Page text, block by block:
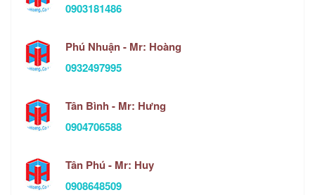
0903181486
Phú Nhuận - Mr: Hoàng
0932497995
Tân Bình - Mr: Hưng
0904706588
Tân Phú - Mr: Huy
0908648509